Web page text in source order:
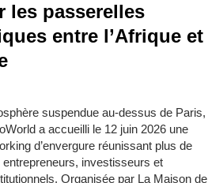
les passerelles
entre l’Afrique et
suspendue au-dessus de Paris,
a accueilli le 12 juin 2026 une
d’envergure réunissant plus de
entrepreneurs, investisseurs et
Organisée par La Maison de